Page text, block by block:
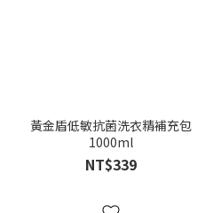
黃金盾低敏抗菌洗衣精補充包
1000ml
NT$339